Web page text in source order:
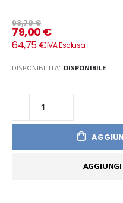
93,70 €
79,00 €
64,75 €
DISPONIBILITA': DISPONIBILE
AGGIUNGI